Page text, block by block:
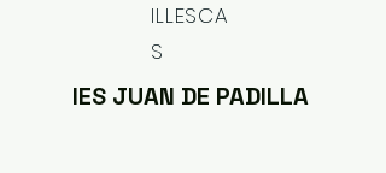
ILLESCA
S
IES JUAN DE PADILLA